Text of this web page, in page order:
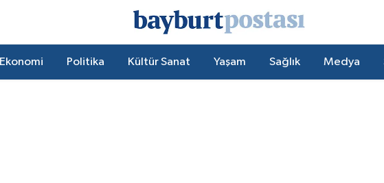
Ekonomi Politika Kültür Sanat Yaşam Sağlık Medya